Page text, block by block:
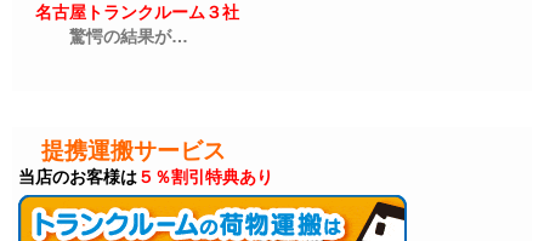
名古屋トランクルーム３社
驚愕の結果が…
提携運搬サービス
当店のお客様は５％割引特典あり